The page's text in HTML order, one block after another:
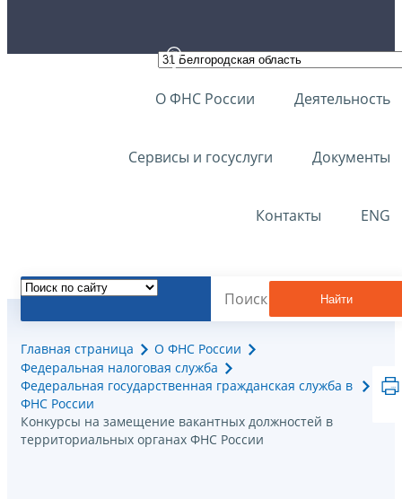
О ФНС России Деятельность
Сервисы и госуслуги Документы
Контакты ENG
Найти
Главная страница
О ФНС России
Федеральная налоговая служба
Федеральная государственная гражданская служба в
ФНС России
Конкурсы на замещение вакантных должностей в
территориальных органах ФНС России